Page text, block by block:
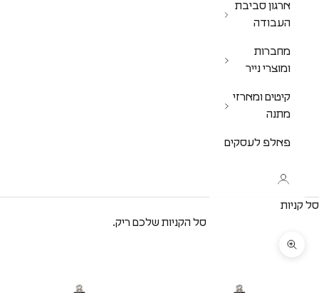
ארגון סביבת
העבודה
מחברות
ומוצרי נייר
קיטים ומארזי
מתנה
פאלפ לעסקים
סל קניות
סל הקניות שלכם ריק.